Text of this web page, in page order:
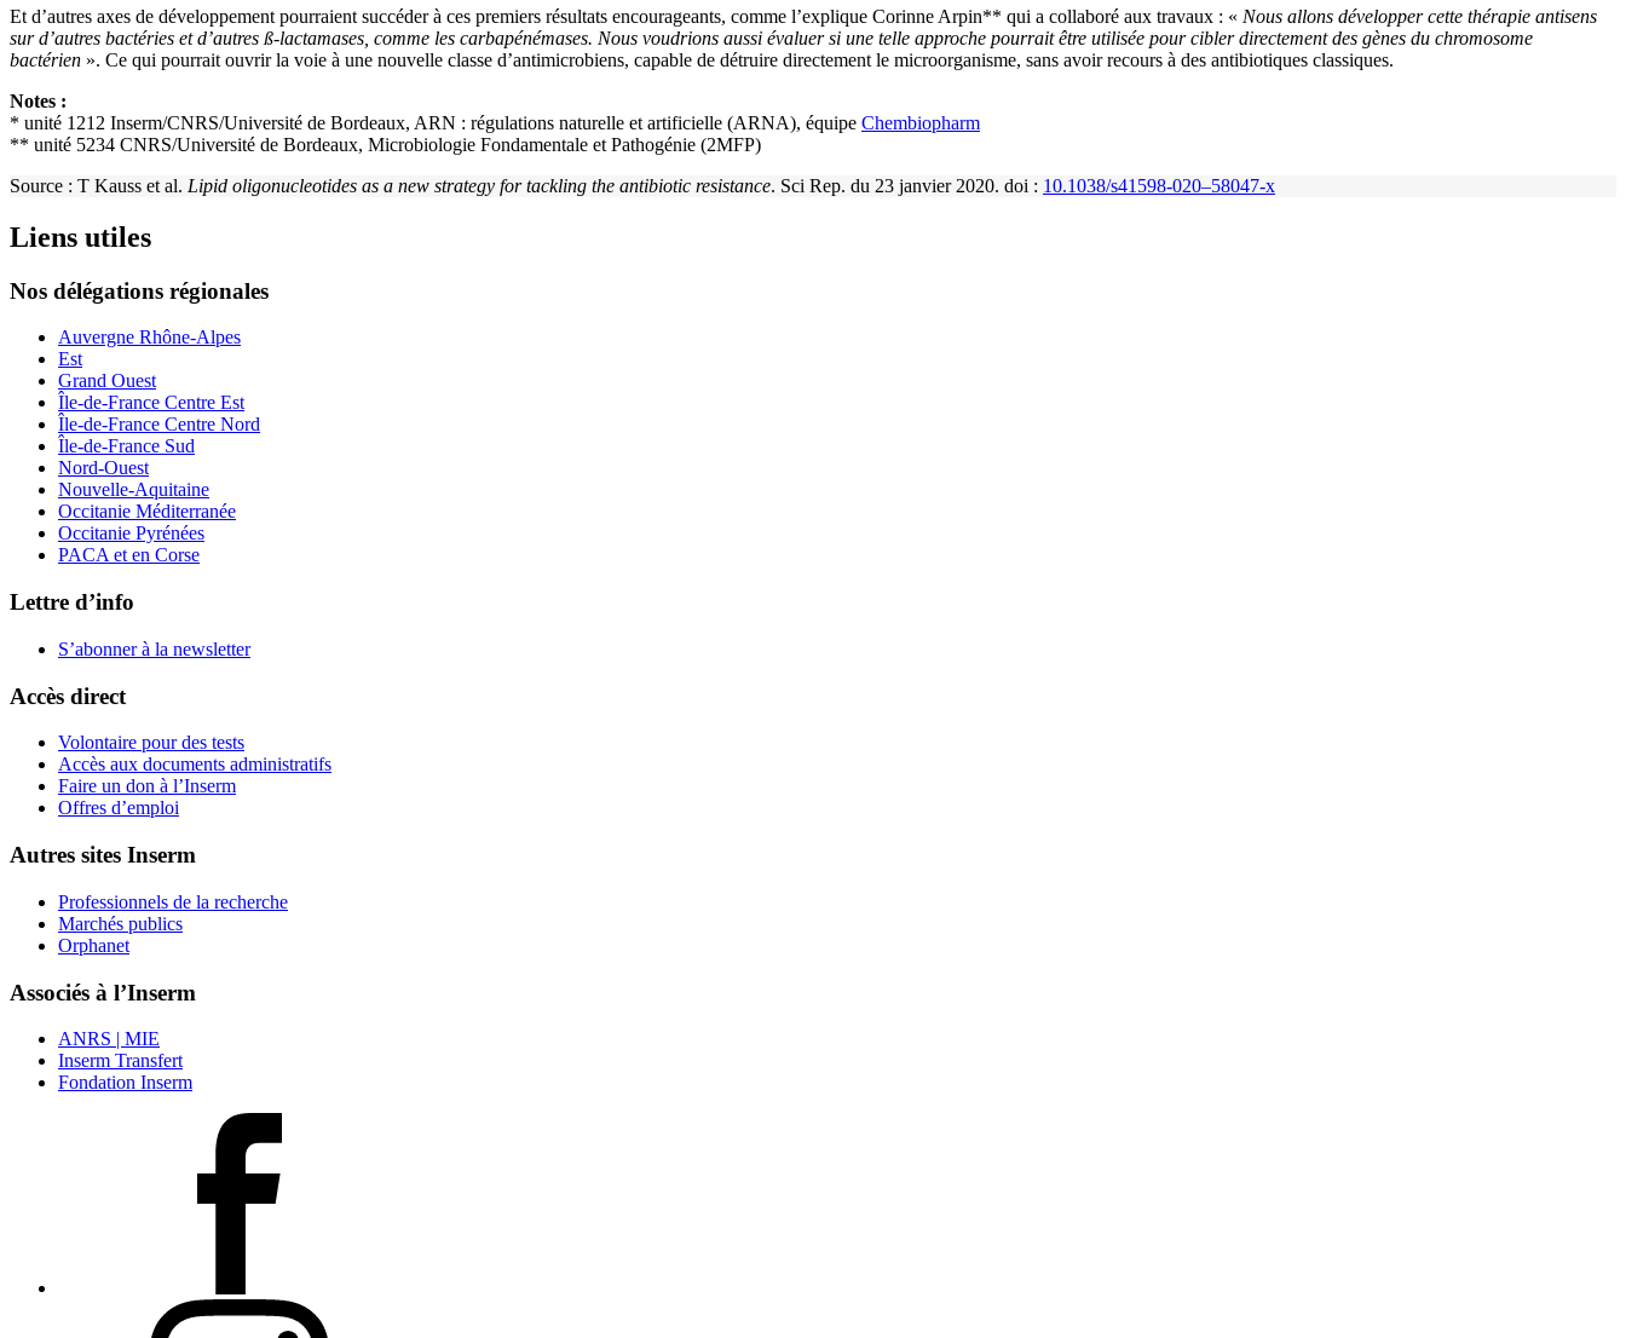
Et d’autres axes de développement pourraient succéder à ces premiers résultats encourageants, comme l’explique Corinne Arpin** qui a collaboré aux travaux : « Nous allons développer cette thérapie antisens
sur d’autres bactéries et d’autres ß‑lactamases, comme les carbapénémases. Nous voudrions aussi évaluer si une telle approche pourrait être utilisée pour cibler directement des gènes du chromosome
bactérien ». Ce qui pourrait ouvrir la voie à une nouvelle classe d’antimicrobiens, capable de détruire directement le microorganisme, sans avoir recours à des antibiotiques classiques.
Notes :
* unité 1212 Inserm/CNRS/Université de Bordeaux, ARN : régulations naturelle et artificielle (ARNA), équipe Chembiopharm
** unité 5234 CNRS/Université de Bordeaux, Microbiologie Fondamentale et Pathogénie (2MFP)
Source : T Kauss et al. Lipid oligonucleotides as a new strategy for tackling the antibiotic resistance. Sci Rep. du 23 janvier 2020. doi : 10.1038/s41598-020–58047‑x
Liens utiles
Nos délégations régionales
Auvergne Rhône-Alpes
Est
Grand Ouest
Île-de-France Centre Est
Île-de-France Centre Nord
Île-de-France Sud
Nord-Ouest
Nouvelle-Aquitaine
Occitanie Méditerranée
Occitanie Pyrénées
PACA et en Corse
Lettre d’info
S’abonner à la newsletter
Accès direct
Volontaire pour des tests
Accès aux documents administratifs
Faire un don à l’Inserm
Offres d’emploi
Autres sites Inserm
Professionnels de la recherche
Marchés publics
Orphanet
Associés à l’Inserm
ANRS | MIE
Inserm Transfert
Fondation Inserm